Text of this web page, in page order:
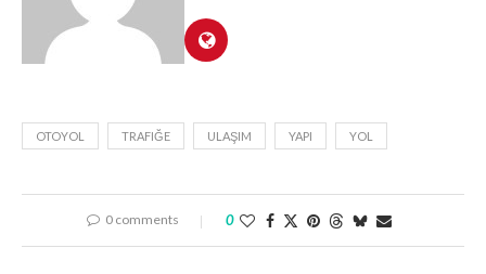
OTOYOL TRAFIĞE ULAŞIM YAPI YOL
0 comments 0